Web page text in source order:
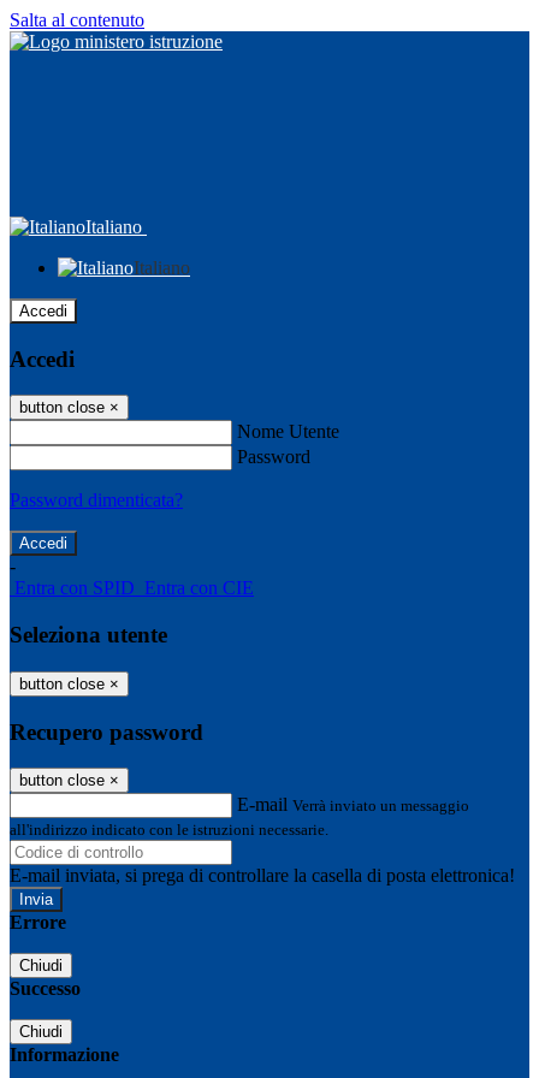
Salta al contenuto
Italiano
Italiano
Accedi
Accedi
button close ×
Nome Utente
Password
Password dimenticata?
-
Entra con SPID Entra con CIE
Seleziona utente
button close ×
Recupero password
button close ×
E-mail Verrà inviato un messaggio
all'indirizzo indicato con le istruzioni necessarie.
E-mail inviata, si prega di controllare la casella di posta elettronica!
Errore
Chiudi
Successo
Chiudi
Informazione